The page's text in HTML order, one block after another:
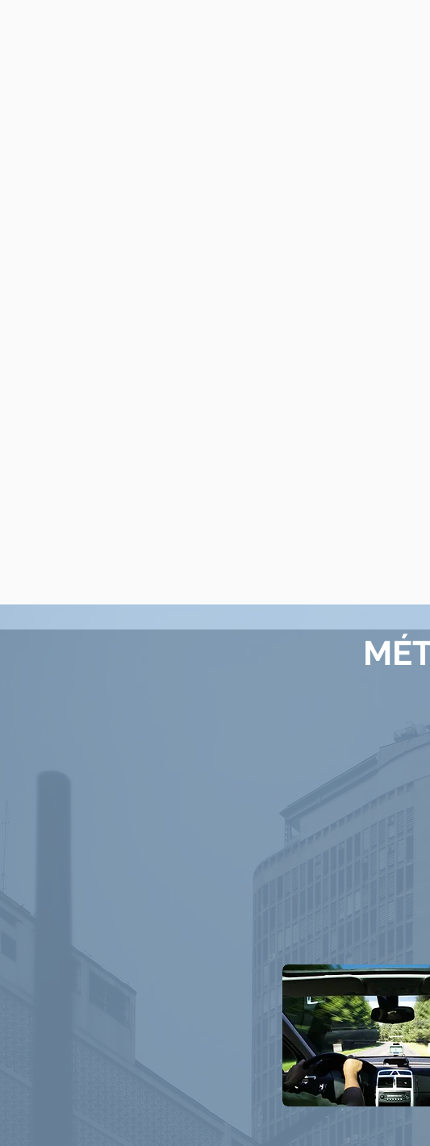
El cliente está informado en todo
autorización previa para continuar.
Como norma general, el cliente sabe qué
directo para hacer consultas en cualquier
La comunicación es directa, sin
dudas específicas sobre el desarrollo de la